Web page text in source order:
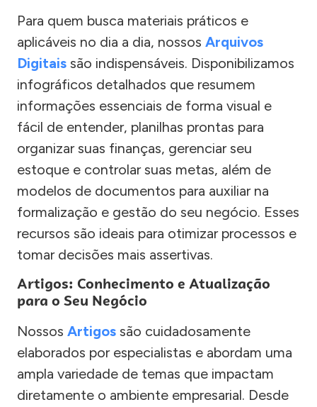
Para quem busca materiais práticos e
aplicáveis no dia a dia, nossos Arquivos
Digitais são indispensáveis. Disponibilizamos
infográficos detalhados que resumem
informações essenciais de forma visual e
fácil de entender, planilhas prontas para
organizar suas finanças, gerenciar seu
estoque e controlar suas metas, além de
modelos de documentos para auxiliar na
formalização e gestão do seu negócio. Esses
recursos são ideais para otimizar processos e
tomar decisões mais assertivas.
Artigos: Conhecimento e Atualização
para o Seu Negócio
Nossos Artigos são cuidadosamente
elaborados por especialistas e abordam uma
ampla variedade de temas que impactam
diretamente o ambiente empresarial. Desde